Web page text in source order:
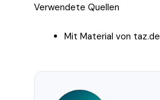
Verwendete Quellen
Mit Material von taz.de